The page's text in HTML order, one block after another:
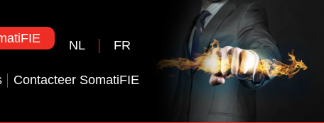
NL FR
Contacteer SomatiFIE